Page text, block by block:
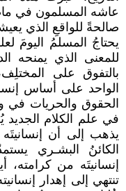
عاشه المسلمون في
صالحةً للواقعِ الذي
يحتاجُ المسلمُ اليومَ
للمعنى الذي يمنحه
بالتفوق على
الواحد على أساس
الحقوق والحريات
في علم الكلام الجديد
يذهب إلى أن
الكائنُ البشـري
إنسانيتَه من كرامته،
تنتهي إلى إهدار